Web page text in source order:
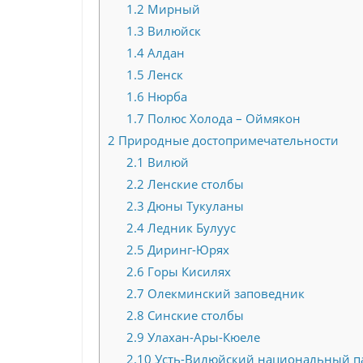
1.2 Мирный
1.3 Вилюйск
1.4Алдан
1.5 Ленск
1.6 Нюрба
1.7 Полюс Холода – Оймякон
2 Природные достопримечательности
2.1 Вилюй
2.2 Ленские столбы
2.3 Дюны Тукуланы
2.4Ледник Булуус
2.5 Диринг-Юрях
2.6 Горы Кисилях
2.7 Олекминский заповедник
2.8 Синские столбы
2.9 Улахан-Ары-Кюеле
2.10 Усть-Вилюйский национальный